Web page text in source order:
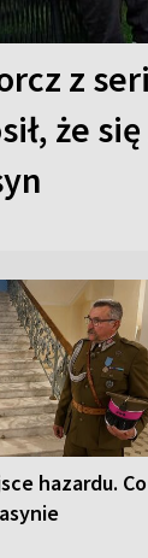
z
że
hazardu. Co